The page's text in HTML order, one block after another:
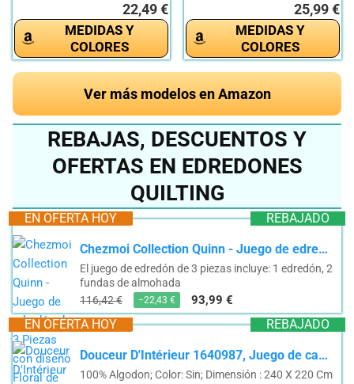
22,49 €
MEDIDAS Y
COLORES
25,99 €
MEDIDAS Y
COLORES
Ver más modelos en Amazon
REBAJAS, DESCUENTOS Y
OFERTAS EN EDREDONES
QUILTING
REBAJADO
EN OFERTA HOY
Chezmoi Collection Quinn - Juego de edredón de 3 Piezas con diseño Floral de Hibisco y Flores de...
El juego de edredón de 3 piezas incluye: 1 edredón, 2
fundas de almohada
116,42 €
−22,43 € 93,99 €
REBAJADO
EN OFERTA HOY
Douceur D'Intérieur 1640987, Juego de cama para 2 personas - Funda nórdica + 2 fundas de almohada...
100% Algodon; Color: Sin; Dimensión : 240 X 220 Cm